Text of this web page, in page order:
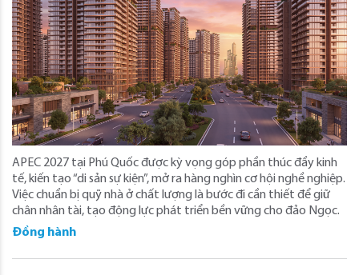
APEC 2027 tại Phú Quốc được kỳ vọng góp phần thúc đẩy kinh
tế, kiến tạo “di sản sự kiện”, mở ra hàng nghìn cơ hội nghề nghiệp.
Việc chuẩn bị quỹ nhà ở chất lượng là bước đi cần thiết để giữ
chân nhân tài, tạo động lực phát triển bền vững cho đảo Ngọc.
Đồng hành